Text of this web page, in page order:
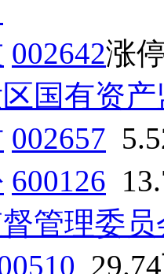
002642涨
国有资
002657
600126
管理委员